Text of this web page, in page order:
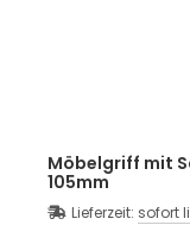
Möbelgriff mit
105mm
Lieferzeit: sofort